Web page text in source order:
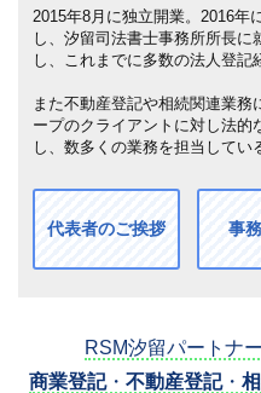
2015年8月に独立開業。2016年
し、汐留司法書士事務所所長
し、これまでに多数の法人登記
また不動産登記や相続関連業
ープのクライアントに対し法
し、数多くの業務を担当してい
代表者のご挨拶 事
RSM汐留パートナ
商業登記・ 不動産登記・